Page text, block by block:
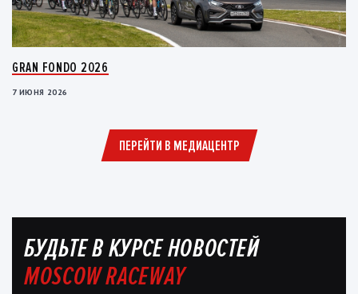
GRAN FONDO 2026
7 ИЮНЯ 2026
ПЕРЕЙТИ В МЕДИАЦЕНТР
БУДЬТЕ В КУРСЕ НОВОСТЕЙ
MOSCOW RACEWAY